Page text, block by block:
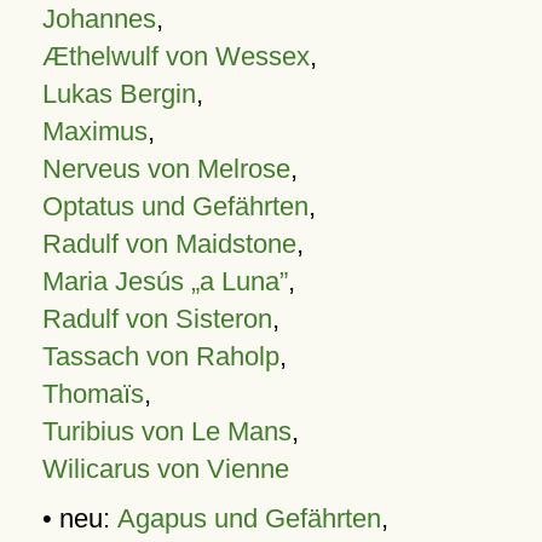
Johannes,
Æthelwulf von Wessex,
Lukas Bergin,
Maximus,
Nerveus von Melrose,
Optatus und Gefährten,
Radulf von Maidstone,
Maria Jesús „a Luna”,
Radulf von Sisteron,
Tassach von Raholp,
Thomaïs,
Turibius von Le Mans,
Wilicarus von Vienne
• neu: Agapus und Gefährten,